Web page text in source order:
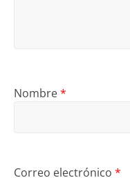
Nombre*
Correo electrónico *